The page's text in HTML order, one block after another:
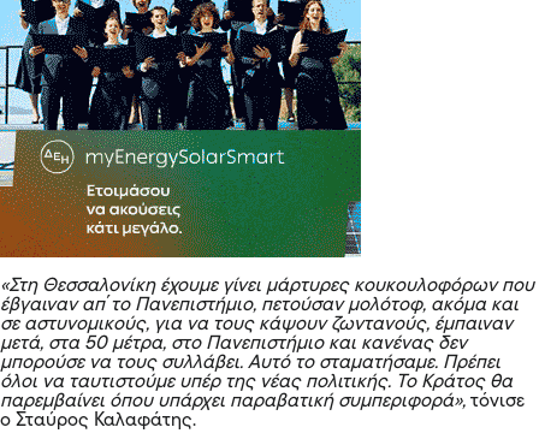
«Στη Θεσσαλονίκη έχουμε γίνει μάρτυρες κουκουλοφόρων που
έβγαιναν απ΄το Πανεπιστήμιο, πετούσαν μολότοφ, ακόμα και
σε αστυνομικούς, για να τους κάψουν ζωντανούς, έμπαιναν
μετά, στα 50 μέτρα, στο Πανεπιστήμιο και κανένας δεν
μπορούσε να τους συλλάβει. Αυτό το σταματήσαμε. Πρέπει
όλοι να ταυτιστούμε υπέρ της νέας πολιτικής. Το Κράτος θα
παρεμβαίνει όπου υπάρχει παραβατική συμπεριφορά», τόνισε
ο Σταύρος Καλαφάτης.